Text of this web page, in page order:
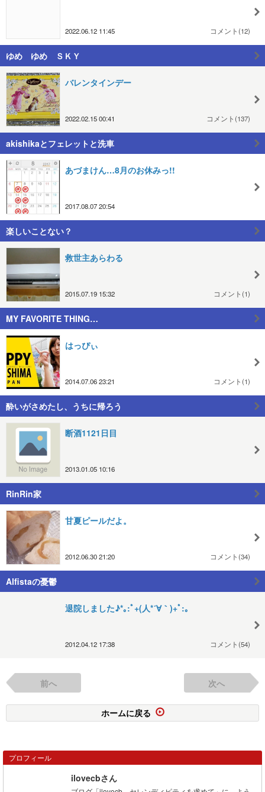
2022.06.12 11:45 コメント(12)
ゆめ ゆめ ＳＫＹ
バレンタインデー
2022.02.15 00:41 コメント(137)
akishikaとフェレットと洗車
あづまけん…8月のお休みっ!!
2017.08.07 20:54
楽しいことない？
救世主あらわる
2015.07.19 15:32 コメント(1)
MY FAVORITE THING…
はっぴぃ
2014.07.06 23:21 コメント(1)
酔いがさめたし、うちに帰ろう
断酒1121日目
2013.01.05 10:16
RinRin家
甘夏ピールだよ。
2012.06.30 21:20 コメント(34)
Alfistaの憂鬱
退院しました♪*｡:ﾟ+(人*´∀｀)+ﾟ:｡
2012.04.12 17:38 コメント(54)
前へ 次へ
ホームに戻る
プロフィール
ilovecbさん